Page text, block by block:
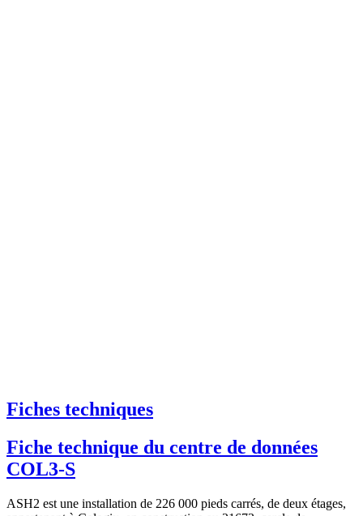
Fiches techniques
Fiche technique du centre de données
COL3-S
ASH2 est une installation de 226 000 pieds carrés, de deux étages,